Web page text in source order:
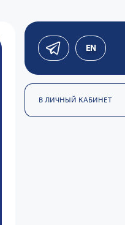
EN
В ЛИЧНЫЙ КАБИНЕТ